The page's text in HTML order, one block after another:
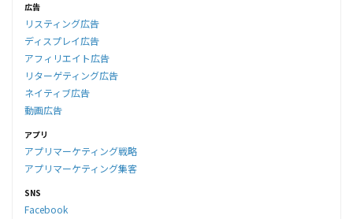
広告
リスティング広告
ディスプレイ広告
アフィリエイト広告
リターゲティング広告
ネイティブ広告
動画広告
アプリ
アプリマーケティング戦略
アプリマーケティング集客
SNS
Facebook